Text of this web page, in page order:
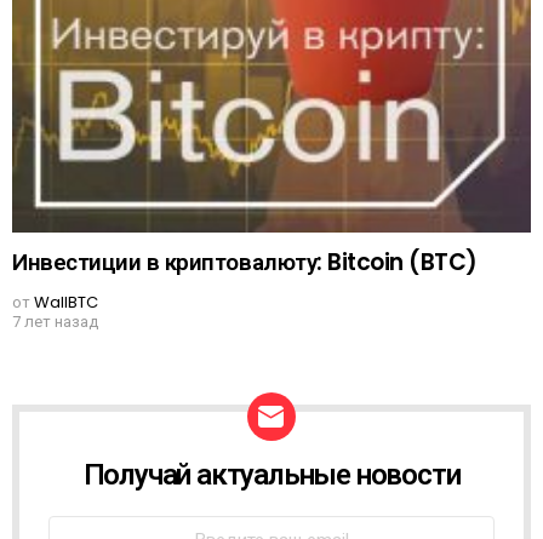
Инвестиции в криптовалюту: Bitcoin (BTC)
отWallBTC
7 лет назад
W
Получай актуальные новости